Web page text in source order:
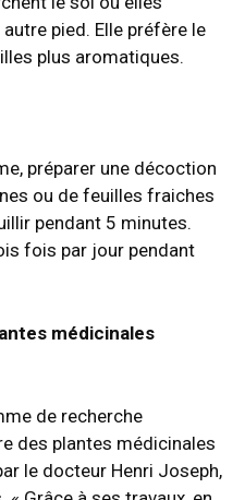
pied. Elle préfère le
plus aromatiques.
préparer une décoction
ou de feuilles fraiches
pendant 5 minutes.
fois par jour pendant
médicinales
de recherche
des plantes médicinales
le docteur Henri Joseph,